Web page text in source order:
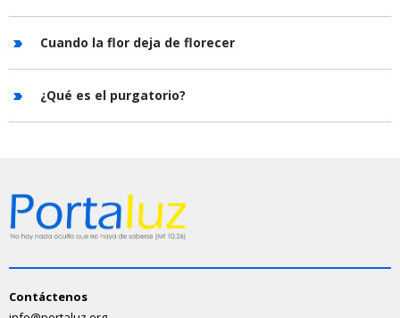
Cuando la flor deja de florecer
¿Qué es el purgatorio?
Contáctenos